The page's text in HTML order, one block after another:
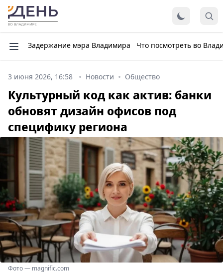
Задержание мэра Владимира Что посмотреть во
3 июня 2026, 16:58 Новости Общество
Культурный код как актив: банки
обновят дизайн офисов под
специфику региона
Фото — magnific.com